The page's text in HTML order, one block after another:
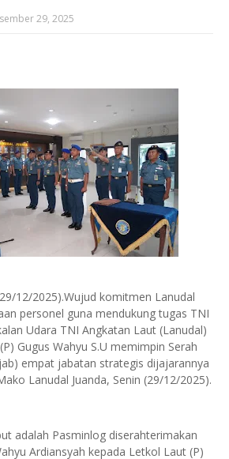
29, 2025
12/2025).‎Wujud komitmen Lanudal
personel guna mendukung tugas TNI
Udara TNI Angkatan Laut (Lanudal)
Gugus Wahyu S.U memimpin Serah
empat jabatan strategis dijajarannya
Lanudal Juanda, Senin (29/12/2025).
adalah Pasminlog diserahterimakan
Ardiansyah kepada Letkol Laut (P)